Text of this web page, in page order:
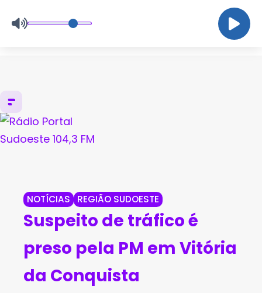
NOTÍCIAS REGIÃO SUDOESTE
Suspeito de tráfico é
preso pela PM em Vitória
da Conquista